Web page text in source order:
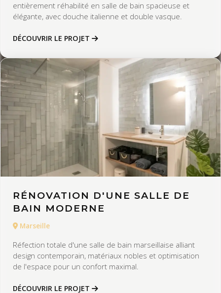
entièrement réhabilité en salle de bain spacieuse et
élégante, avec douche italienne et double vasque.
DÉCOUVRIR LE PROJET
RÉNOVATION D'UNE SALLE DE
BAIN MODERNE
Marseille
Réfection totale d'une salle de bain marseillaise alliant
design contemporain, matériaux nobles et optimisation
de l'espace pour un confort maximal.
DÉCOUVRIR LE PROJET